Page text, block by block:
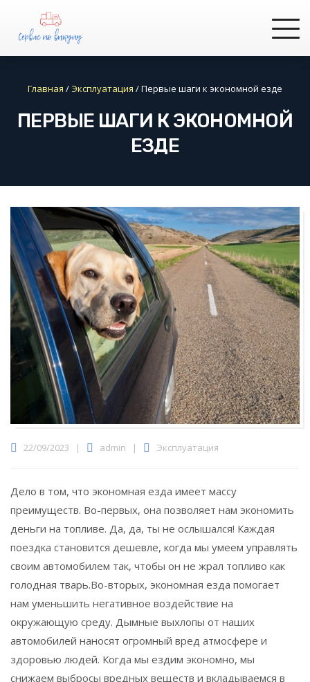
Главная / Эксплуатация /Первые шаги к экономной езде
ПЕРВЫЕ ШАГИ К ЭКОНОМНОЙ
ЕЗДЕ
22/09/2023 | admin | Эксплуатация
Дело в том, что экономная езда имеет массу
преимуществ. Во-первых, она позволяет нам экономить
деньги на топливе. Да, да, ты не ослышался! Каждая
поездка становится дешевле, когда мы умеем управлять
своим автомобилем так, чтобы он не жрал топливо как
голодная тварь.Во-вторых, экономная езда помогает
нам уменьшить негативное воздействие на
окружающую среду. Дымные выхлопы от наших
автомобилей наносят огромный вред атмосфере и
здоровью людей. Когда мы ездим экономно, мы
снижаем выбросы вредных веществ и вкладываемся в